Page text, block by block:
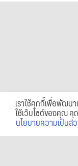
เราใช้คุกกี้เพื่อพัฒน
ใช้เว็บไซต์ของคุณ
นโยบายความเป็นส่